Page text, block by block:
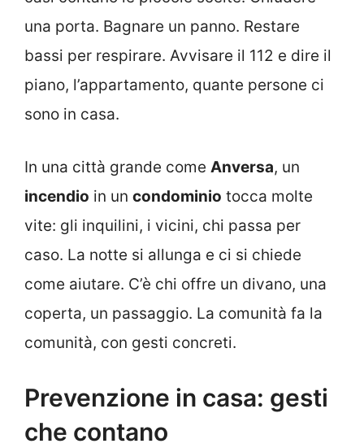
una porta. Bagnare un panno. Restare
bassi per respirare. Avvisare il 112 e dire il
piano, l’appartamento, quante persone ci
sono in casa.
In una città grande come Anversa, un
incendio in un condominio tocca molte
vite: gli inquilini, i vicini, chi passa per
caso. La notte si allunga e ci si chiede
come aiutare. C’è chi offre un divano, una
coperta, un passaggio. La comunità fa la
comunità, con gesti concreti.
Prevenzione in casa: gesti
che contano